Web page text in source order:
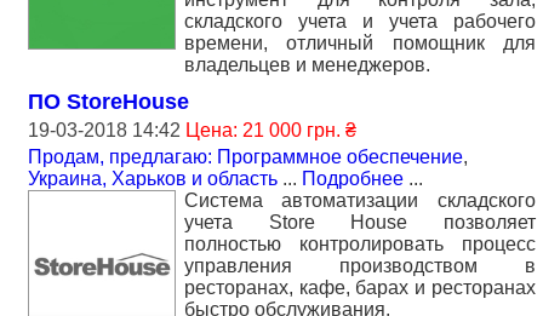
складского учета и учета рабочего
времени, отличный помощник для
владельцев и менеджеров.
ПО StoreHouse
19-03-2018 14:42 Цена: 21 000 грн. ₴
Продам, предлагаю: Программное обеспечение,
Украина, Харьков и область ... Подробнее ...
Система автоматизации складского
учета Store House позволяет
полностью контролировать процесс
управления производством в
ресторанах, кафе, барах и ресторанах
быстро обслуживания.